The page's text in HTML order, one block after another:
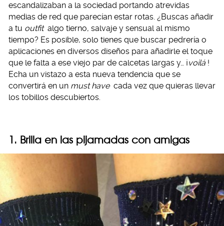
escandalizaban a la sociedad portando atrevidas
medias de red que parecían estar rotas. ¿Buscas añadir
a tu outfit algo tierno, salvaje y sensual al mismo
tiempo? Es posible, solo tienes que buscar pedrería o
aplicaciones en diversos diseños para añadirle el toque
que le falta a ese viejo par de calcetas largas y… ¡voilá !
Echa un vistazo a esta nueva tendencia que se
convertirá en un must have cada vez que quieras llevar
los tobillos descubiertos.
1. Brilla en las pijamadas con amigas